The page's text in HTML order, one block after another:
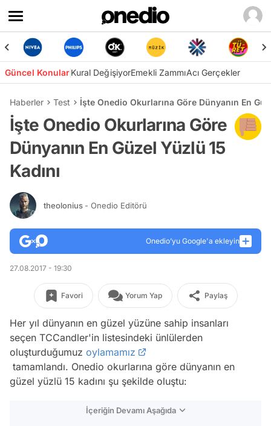
Güncel KonularKural DeğişiyorEmekli ZammıAcı Gerçekler
Haberler Test İşte Onedio Okurlarına Göre Dünyanın En
İşte Onedio Okurlarına Göre
Dünyanın En Güzel Yüzlü 15
Kadını
theolonius - Onedio Editörü
Onedio’yu Google'a ekleyin
27.08.2017 - 19:30
Favori Yorum Yap Paylaş
Her yıl dünyanın en güzel yüzüne sahip insanları
seçen TCCandler'in listesindeki ünlülerden
oluşturduğumuz oylamamız
tamamlandı. Onedio okurlarına göre dünyanın en
güzel yüzlü 15 kadını şu şekilde oluştu:
İçeriğin Devamı Aşağıda